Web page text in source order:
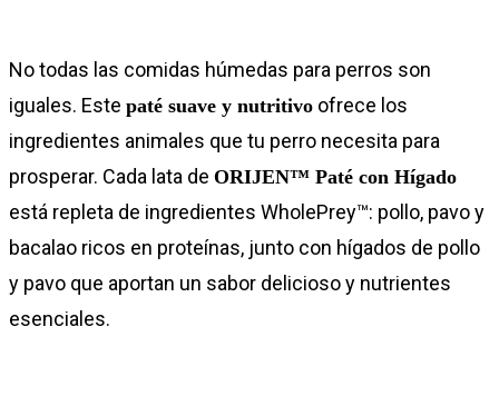
No todas las comidas húmedas para perros son
iguales. Este paté suave y nutritivo ofrece los
ingredientes animales que tu perro necesita para
prosperar. Cada lata de ORIJEN™ Paté con Hígado
está repleta de ingredientes WholePrey™: pollo, pavo y
bacalao ricos en proteínas, junto con hígados de pollo
y pavo que aportan un sabor delicioso y nutrientes
esenciales.